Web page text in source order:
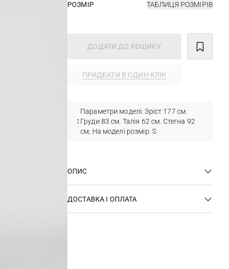
РОЗМІР ТАБЛИЦЯ РОЗМІРІВ
ДОДАТИ ДО КОШИКУ
ПРИДБАТИ В ОДИН КЛІК
Параметри моделі: Зріст 177 см.
Груди 83 см. Талія 62 см. Стегна 92
см; На моделі розмір: S
ОПИС
ДОСТАВКА І ОПЛАТА